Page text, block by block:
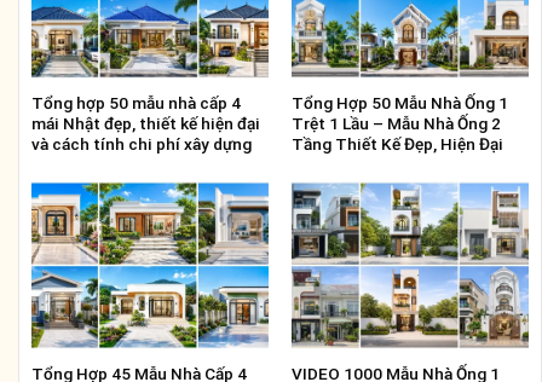
Tổng hợp 50 mẫu nhà cấp 4
mái Nhật đẹp, thiết kế hiện đại
và cách tính chi phí xây dựng
Tổng Hợp 50 Mẫu Nhà Ống 1
Trệt 1 Lầu – Mẫu Nhà Ống 2
Tầng Thiết Kế Đẹp, Hiện Đại
Tổng Hợp 45 Mẫu Nhà Cấp 4
VIDEO 1000 Mẫu Nhà Ống 1